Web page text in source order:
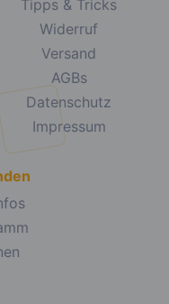
Tipps & Tricks
Widerruf
Versand
AGBs
Datenschutz
Impressum